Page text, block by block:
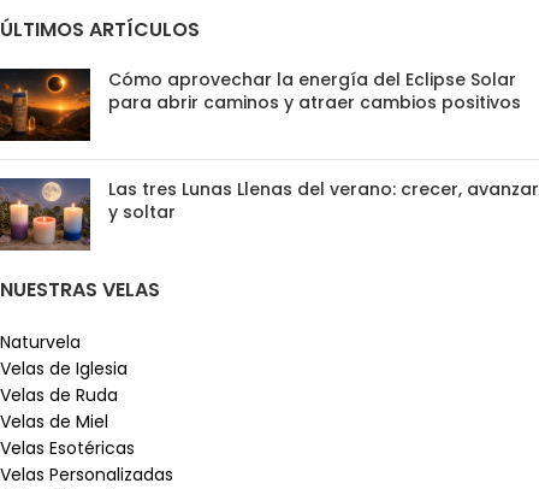
ÚLTIMOS ARTÍCULOS
Cómo aprovechar la energía del Eclipse Solar
para abrir caminos y atraer cambios positivos
Las tres Lunas Llenas del verano: crecer, avanzar
y soltar
NUESTRAS VELAS
Naturvela
Velas de Iglesia
Velas de Ruda
Velas de Miel
Velas Esotéricas
Velas Personalizadas